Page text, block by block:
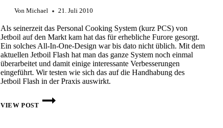
Von Michael 21. Juli 2010
Als seinerzeit das Personal Cooking System (kurz PCS) von
Jetboil auf den Markt kam hat das für erhebliche Furore gesorgt.
Ein solches All-In-One-Design war bis dato nicht üblich. Mit dem
aktuellen Jetboil Flash hat man das ganze System noch einmal
überarbeitet und damit einige interessante Verbesserungen
eingeführt. Wir testen wie sich das auf die Handhabung des
Jetboil Flash in der Praxis auswirkt.
VIEW POST
GASKOCHER:
JETBOIL